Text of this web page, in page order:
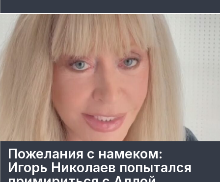
Пожелания с намеком:
Игорь Николаев попытался